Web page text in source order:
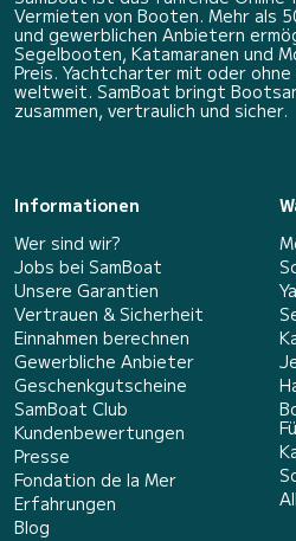
Vermieten von Booten. Mehr als
und gewerblichen Anbietern
Segelbooten, Katamaranen und
Preis. Yachtcharter mit oder
weltweit. SamBoat bringt
zusammen, vertraulich und sicher.
Informationen
Wer sind wir?
Jobs bei SamBoat
Unsere Garantien
Vertrauen & Sicherheit
Einnahmen berechnen
Gewerbliche Anbieter
Geschenkgutscheine
SamBoat Club
Kundenbewertungen
Presse
Fondation de la Mer
Erfahrungen
Blog